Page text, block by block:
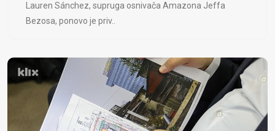
Lauren Sánchez, supruga osnivača Amazona Jeffa
Bezosa, ponovo je priv..